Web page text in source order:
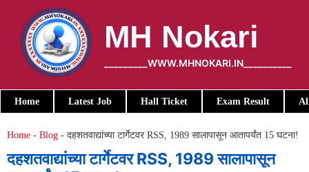
content
MH Nokari
_________WWW.MHNOKARI.IN__________
Home Latest Job Hall Ticket Exam Result
Home - Blog - दहशतवाद्यांच्या टार्गेटवर RSS, 1989 सालापासून आतापर्यंत 15 घटना!
दहशतवाद्यांच्या टार्गेटवर RSS, 1989 सालापासून